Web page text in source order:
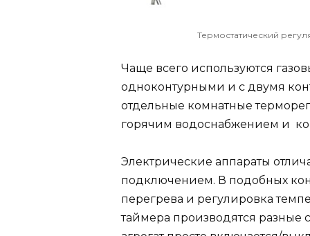
Термостатический
Чаще всего используются
одноконтурными и с двумя
отдельные комнатные
горячим водоснабжением и
Электрические аппараты
подключением. В подобных
перегрева и регулировка
таймера производятся разные